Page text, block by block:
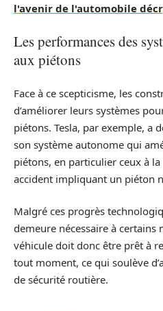
l'avenir de l'automobile
Les performances des
aux piétons
Face à ce scepticisme, les
d’améliorer leurs systèmes
piétons. Tesla, par exemple, a
son système autonome qui
piétons, en particulier ceux à
accident impliquant un piéton
Malgré ces progrès
demeure nécessaire à
véhicule doit donc être prêt à
tout moment, ce qui soulève
de sécurité routière.